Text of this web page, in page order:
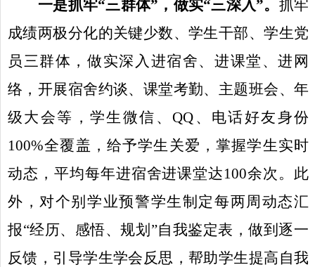
一是抓牢“三群体”，做实“三深入”。 抓牢
成绩两极分化的关键少数、学生干部、学生党
员三群体，做实深入进宿舍、进课堂、进网
络，开展宿舍约谈、课堂考勤、主题班会、年
级大会等，学生微信、QQ 、电话好友身份
100%全覆盖，给予学生关爱，掌握学生实时
动态，平均每年进宿舍进课堂达100余次。此
外，对个别学业预警学生制定每两周动态汇
报“经历、感悟、规划”自我鉴定表，做到逐一
反馈，引导学生学会反思，帮助学生提高自我